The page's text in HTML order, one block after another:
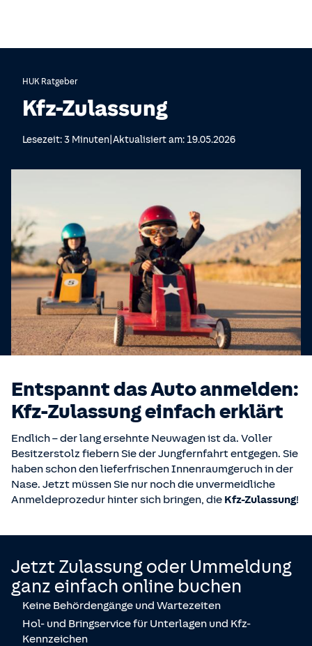
HUK Ratgeber
Kfz-Zulassung
Lesezeit: 3 Minuten|Aktualisiert am: 19.05.2026
Entspannt das Auto anmelden:
Kfz-Zulassung einfach erklärt
Endlich – der lang ersehnte Neuwagen ist da. Voller
Besitzerstolz fiebern Sie der Jungfernfahrt entgegen. Sie
haben schon den lieferfrischen Innenraumgeruch in der
Nase. Jetzt müssen Sie nur noch die unvermeidliche
Anmeldeprozedur hinter sich bringen, die Kfz-Zulassung!
Jetzt Zulassung oder Ummeldung
ganz einfach online buchen
Keine Behördengänge und Wartezeiten
Hol- und Bringservice für Unterlagen und Kfz-
Kennzeichen